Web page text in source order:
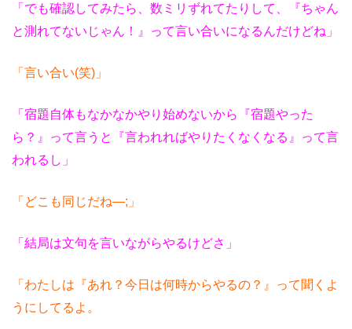
「でも確認してみたら、数ミリずれてたりして、
『ちゃん
と測れてないじゃん！』
って言い合いになるんだけどね」
「言い合い(笑)」
「宿題自体もなかなかやり始めないから
『宿題やった
ら？』
って言うと『言われればやりたくなくなる』って言
われるし」
「どこも同じだね―;」
「結局は文句を言いながらやるけどさ」
「わたしは『あれ？今日は何時からやるの？』って聞くよ
うにしてるよ。